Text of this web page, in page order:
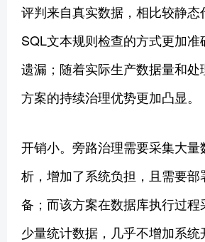
评判来自真实数据，相比较静
SQL文本规则检查的方式更加
遗漏；随着实际生产数据量和
方案的持续治理优势更加凸显。
开销小。旁路治理需要采集大量
析，增加了系统负担，且需要部
备；而该方案在数据库执行过程
少量统计数据，几乎不增加系